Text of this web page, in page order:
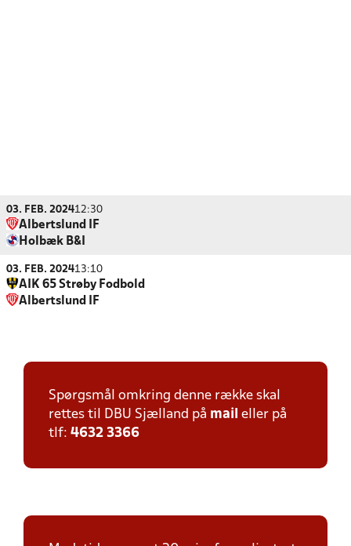
03. FEB. 202412:30
Albertslund IF
Holbæk B&I
03. FEB. 202413:10
AIK 65 Strøby Fodbold
Albertslund IF
Spørgsmål omkring denne række skal
rettes til DBU Sjælland på mail eller på
tlf: 4632 3366